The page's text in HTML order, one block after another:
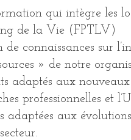
qui intègre les
de la Vie (FPTLV)
connaissances sur
» de notre
adaptés aux
professionnelles et
adaptées aux